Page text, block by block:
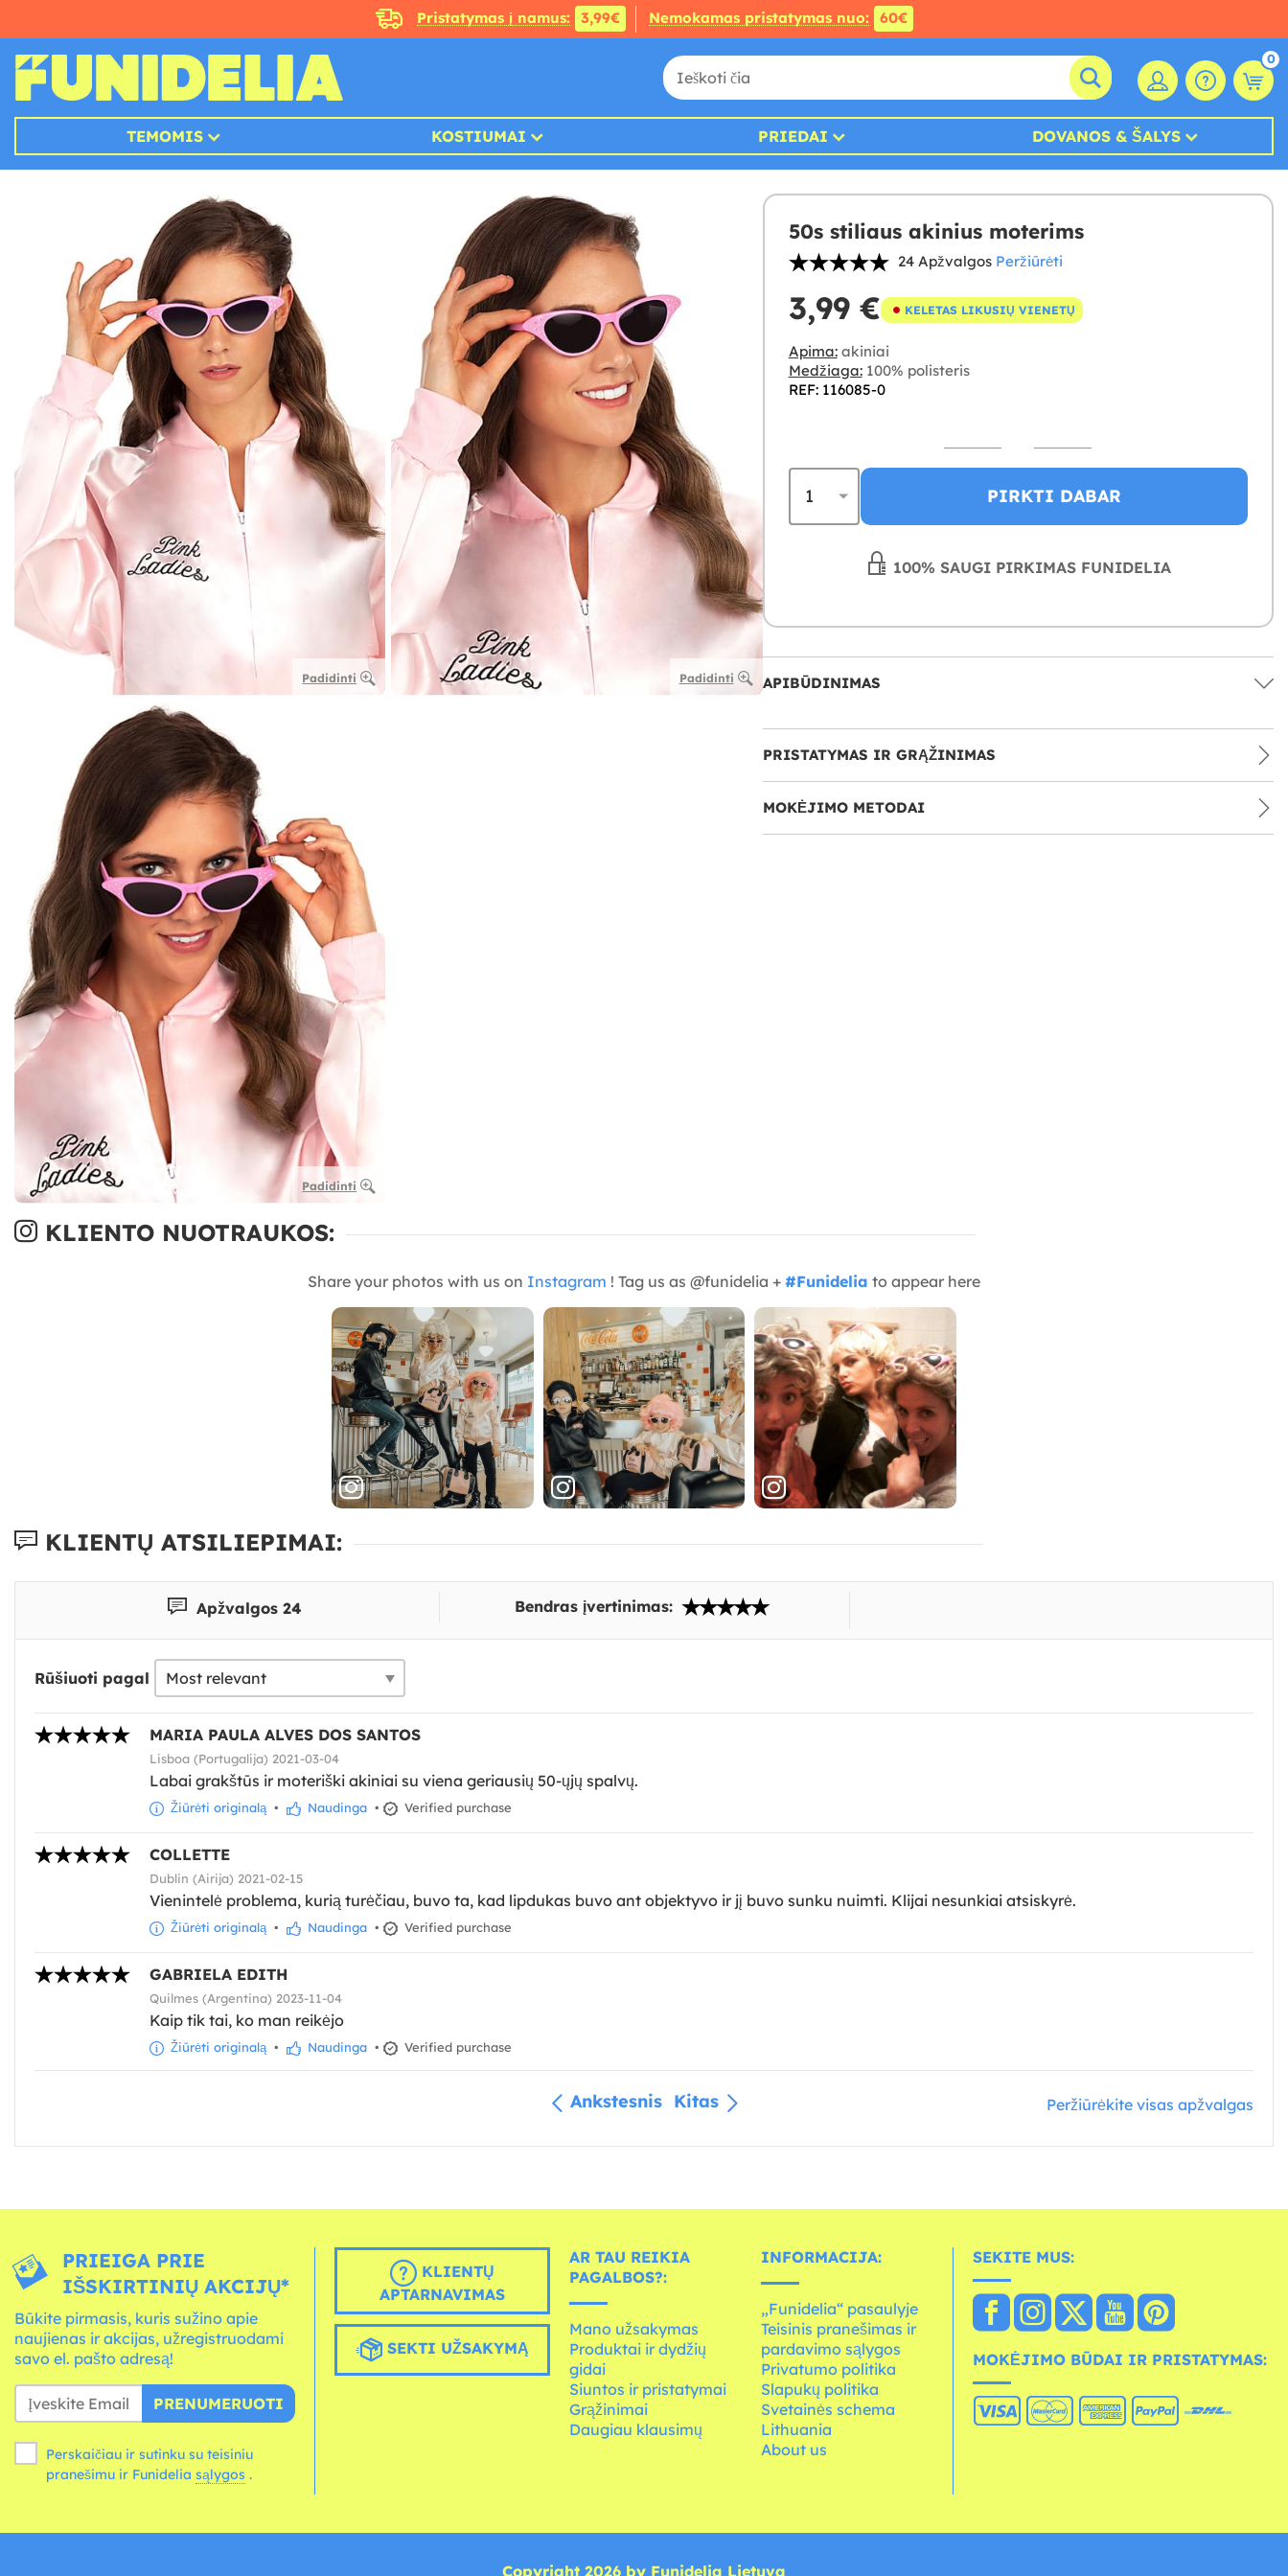
Pristatymas į namus: 3,99€ Nemokamas pristatymas nuo: 60€
0
TEMOMIS KOSTIUMAI PRIEDAI DOVANOS & ŠALYS
Padidinti Padidinti
Padidinti
50s stiliaus akinius moterims
24 Apžvalgos Peržiūrėti
3,99 € KELETAS LIKUSIŲ VIENETŲ
Apima:akiniai
Medžiaga:100% polisteris
REF: 116085-0
PIRKTI DABAR
100% SAUGI PIRKIMAS FUNIDELIA
APIBŪDINIMAS
PRISTATYMAS IR GRĄŽINIMAS
MOKĖJIMO METODAI
KLIENTO NUOTRAUKOS:
Share your photos with us on Instagram ! Tag us as @funidelia + #Funidelia to appear here
KLIENTŲ ATSILIEPIMAI:
Apžvalgos 24 Bendras įvertinimas:
Rūšiuoti pagal
MARIA PAULA ALVES DOS SANTOS
Lisboa (Portugalija) 2021-03-04
Labai grakštūs ir moteriški akiniai su viena geriausių 50-ųjų spalvų.
Žiūrėti originalą • Naudinga • Verified purchase
COLLETTE
Dublin (Airija) 2021-02-15
Vienintelė problema, kurią turėčiau, buvo ta, kad lipdukas buvo ant objektyvo ir jį buvo sunku nuimti. Klijai nesunkiai atsiskyrė.
Žiūrėti originalą• Naudinga • Verified purchase
GABRIELA EDITH
Quilmes (Argentina) 2023-11-04
Kaip tik tai, ko man reikėjo
Žiūrėti originalą• Naudinga • Verified purchase
Ankstesnis Kitas Peržiūrėkite visas apžvalgas
PRIEIGA PRIE
IŠSKIRTINIŲ AKCIJŲ*
Būkite pirmasis, kuris sužino apie
naujienas ir akcijas, užregistruodami
savo el. pašto adresą!
PRENUMERUOTI
Perskaičiau ir sutinku su teisiniu
pranešimu ir Funidelia sąlygos .
KLIENTŲ
APTARNAVIMAS
SEKTI UŽSAKYMĄ
AR TAU REIKIA
PAGALBOS?:
Mano užsakymas
Produktai ir dydžių
gidai
Siuntos ir pristatymai
Grąžinimai
Daugiau klausimų
INFORMACIJA:
„Funidelia“ pasaulyje
Teisinis pranešimas ir
pardavimo sąlygos
Privatumo politika
Slapukų politika
Svetainės schema
Lithuania
About us
SEKITE MUS:
MOKĖJIMO BŪDAI IR PRISTATYMAS:
Copyright 2026 by Funidelia Lietuva